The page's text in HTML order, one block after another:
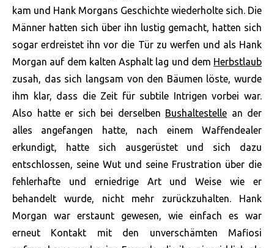
kam und Hank Morgans Geschichte wiederholte sich. Die
Männer hatten sich über ihn lustig gemacht, hatten sich
sogar erdreistet ihn vor die Tür zu werfen und als Hank
Morgan auf dem kalten Asphalt lag und dem Herbstlaub
zusah, das sich langsam von den Bäumen löste, wurde
ihm klar, dass die Zeit für subtile Intrigen vorbei war.
Also hatte er sich bei derselben Bushaltestelle an der
alles angefangen hatte, nach einem Waffendealer
erkundigt, hatte sich ausgerüstet und sich dazu
entschlossen, seine Wut und seine Frustration über die
fehlerhafte und erniedrige Art und Weise wie er
behandelt wurde, nicht mehr zurückzuhalten. Hank
Morgan war erstaunt gewesen, wie einfach es war
erneut Kontakt mit den unverschämten Mafiosi